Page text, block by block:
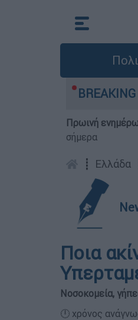
αυτοκίνητα
Πρωινή
σήμερα
┋ Ελλάδα
Ποια
Νοσοκομεία,
🕛 χρόνος